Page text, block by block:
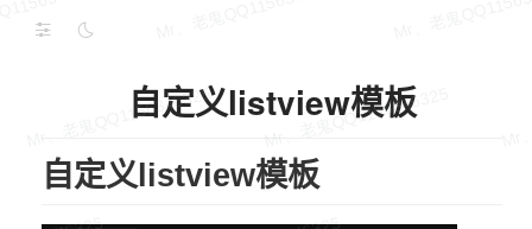
自定义listview模板
自定义listview模板